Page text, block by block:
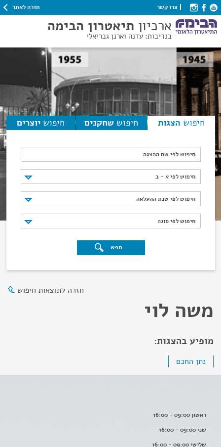
צרו קשר חזרה לאתר
ארכיון תיאטרון הבימה
בנדיבות: עדנה וארנן גבריאלי
חיפוש הצגות חיפוש שחקנים חיפוש יוצרים
חיפוש לפי שם ההצגה
חיפוש לפי א - ב
חיפוש לפי א - ב
חיפוש לפי שנת ההעלאה
חיפוש לפי שנת ההעלאה
חיפוש לפי סוגה
חיפוש לפי סוגה
חפש
חזרה לתוצאות חיפוש
משה לוי
מופיע בהצגות:
נתן החכם
ראשון 09:00 - 16:00
שני 09:00 - 16:00
שלישי 09:00 - 16:00